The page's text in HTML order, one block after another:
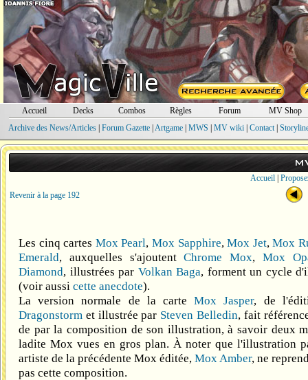
Accueil Decks Combos Règles Forum
MV Shop
Archive des News/Articles| Forum Gazette| Artgame| MWS MV wiki| Contact|
Accueil
Revenir à la page 192
Les cinq cartes Mox Pearl, Mox Sapphire,Mox Jet,Mox
Emerald, auxquelles s'ajoutentChrome Mox, Mox
Diamond, illustrées par Volkan Baga, forment un cycle
(voir aussi cette anecdote).
La version normale de la carteMox Jasper, de
Dragonstorm et illustrée par Steven Belledin, fait
de par la composition de son illustration, à savoir deux
ladite Mox vues en gros plan. À noter que l'illustration
artiste de la précédente Mox éditée, Mox Amber, ne
pas cette composition.